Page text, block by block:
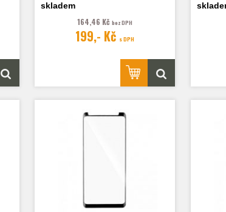
Fotografie jsou ilustrační.
skladem
164,46 Kčbez DPH
199,- Kč s DPH